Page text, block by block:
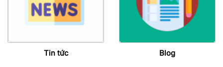
Tin tức Blog